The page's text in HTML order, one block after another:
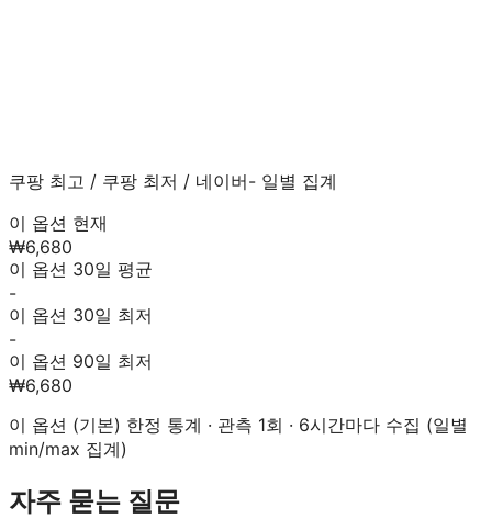
쿠팡 최고 / 쿠팡 최저 / 네이버- 일별 집계
이 옵션 현재
₩6,680
이 옵션 30일 평균
-
이 옵션 30일 최저
-
이 옵션 90일 최저
₩6,680
이 옵션 (기본) 한정 통계 · 관측 1회 · 6시간마다 수집 (일별
min/max 집계)
자주 묻는 질문